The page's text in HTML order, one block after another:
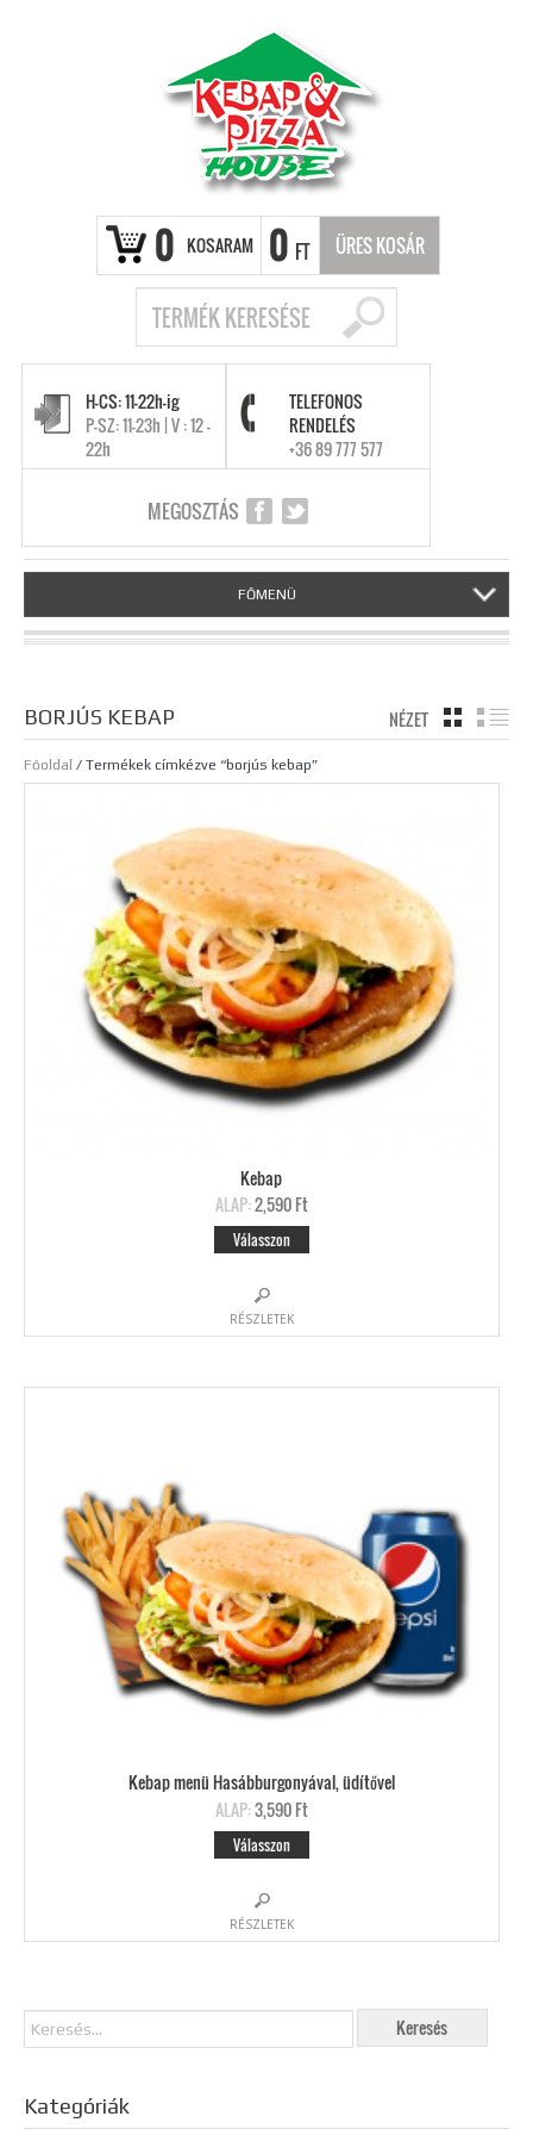
0 KOSARAM 0 FT ÜRES KOSÁR
H-CS: 11-22h-ig
P-SZ: 11-23h | V : 12 -
22h
TELEFONOS
RENDELÉS
+36 89 777 577
MEGOSZTÁS
FŐMENÜ
BORJÚS KEBAP NÉZET
Főoldal / Termékek címkézve “borjús kebap”
Kebap
ALAP:2,590 Ft
Válasszon
RÉSZLETEK
Kebap menü Hasábburgonyával, üdítővel
ALAP:3,590 Ft
Válasszon
RÉSZLETEK
Kategóriák